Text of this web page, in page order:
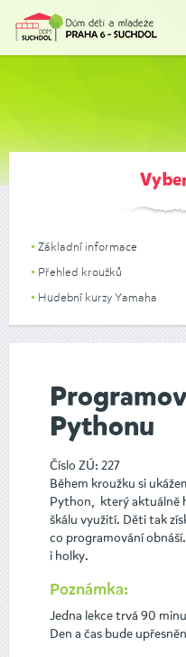
Základní informace
Přehled kroužků
Hudební kurzy Yamaha
Pythonu
Číslo ZÚ: 227
Během kroužku si
Python, který aktuálně
škálu využití. Děti tak
co programování
i holky.
Poznámka:
Jedna lekce trvá 90
Den a čas bude